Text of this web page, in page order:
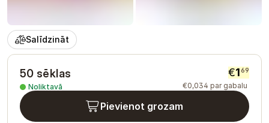
Salīdzināt
50 sēklas
Noliktavā
€169
€0,034 par gabalu
Pievienot grozam